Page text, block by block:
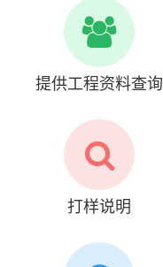
提供工程资料查询
打样说明